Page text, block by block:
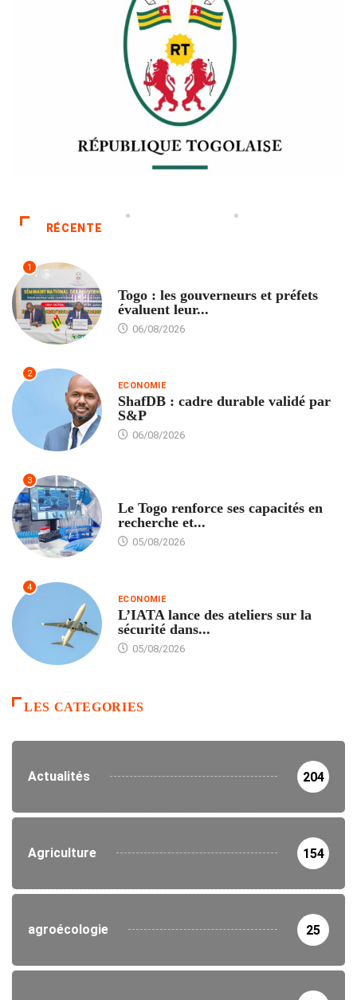
RÉCENTE
1
Togo : les gouverneurs et préfets
évaluent leur...
06/08/2026
2
ECONOMIE
ShafDB : cadre durable validé par
S&P
06/08/2026
3
Le Togo renforce ses capacités en
recherche et...
05/08/2026
4
ECONOMIE
L’IATA lance des ateliers sur la
sécurité dans...
05/08/2026
LES CATEGORIES
Actualités 204
Agriculture 154
agroécologie 25